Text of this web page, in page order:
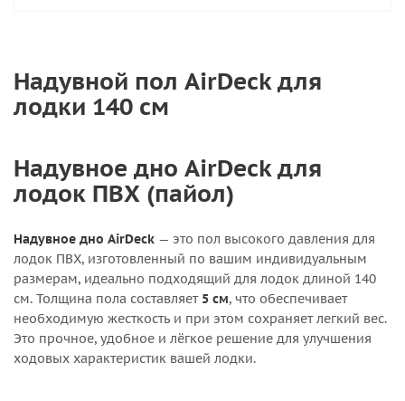
Надувной пол AirDeck для
лодки 140 см
Надувное дно AirDeck для
лодок ПВХ (пайол)
Надувное дно AirDeck — это пол высокого давления для
лодок ПВХ, изготовленный по вашим индивидуальным
размерам, идеально подходящий для лодок длиной 140
см. Толщина пола составляет 5 см, что обеспечивает
необходимую жесткость и при этом сохраняет легкий вес.
Это прочное, удобное и лёгкое решение для улучшения
ходовых характеристик вашей лодки.